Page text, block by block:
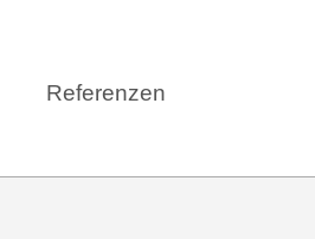
Referenzen